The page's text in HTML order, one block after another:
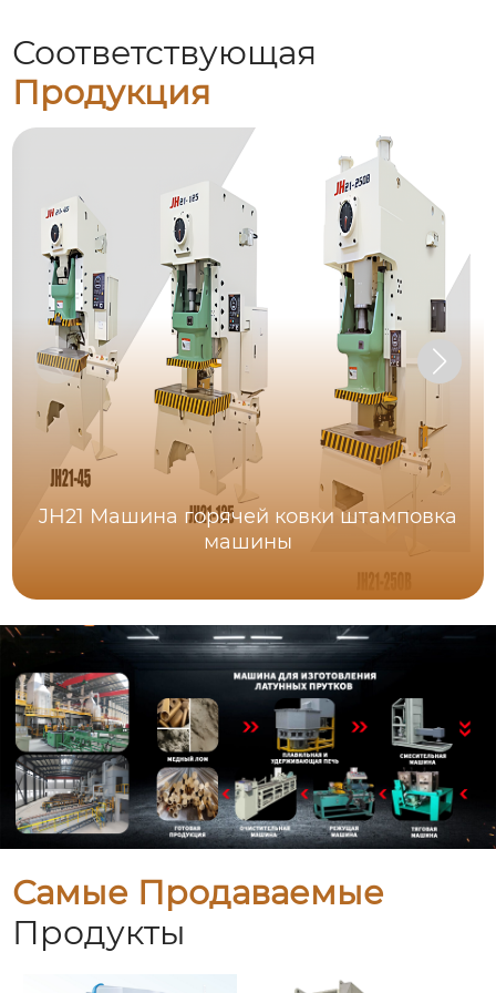
Соответствующая
Продукция
JH21 Машина горячей ковки штамповка
машины
Самые Продаваемые
Продукты